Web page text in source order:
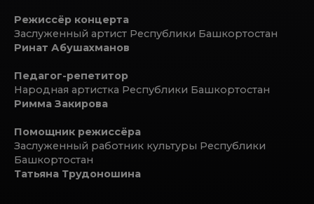
Режиссёр концерта
Заслуженный артист Республики Башкортостан
Ринат Абушахманов
Педагог-репетитор
Народная артистка Республики Башкортостан
Римма Закирова
Помощник режиссёра
Заслуженный работник культуры Республики
Башкортостан
Татьяна Трудоношина